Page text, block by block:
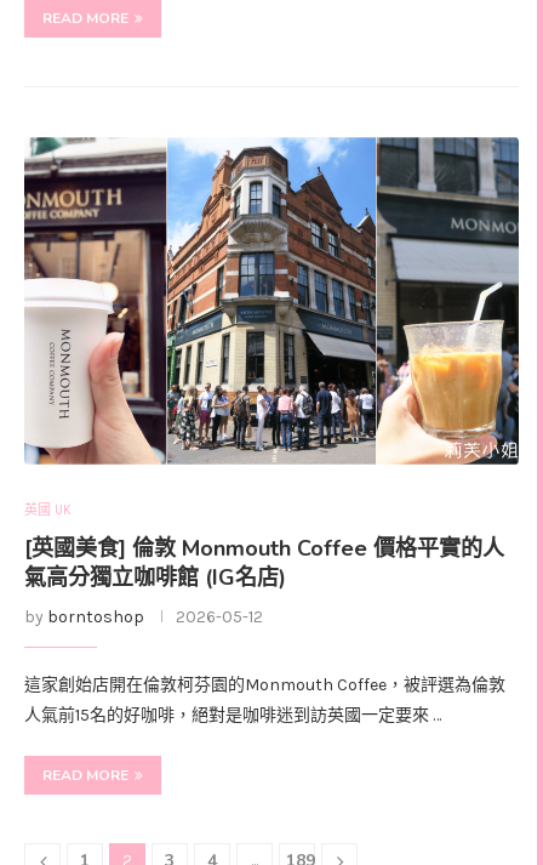
READ MORE
英國 UK
[英國美食] 倫敦 Monmouth Coffee 價格平實的人
氣高分獨立咖啡館 (IG名店)
by borntoshop 2026-05-12
這家創始店開在倫敦柯芬園的Monmouth Coffee，被評選為倫敦
人氣前15名的好咖啡，絕對是咖啡迷到訪英國一定要來 …
READ MORE
2 ...